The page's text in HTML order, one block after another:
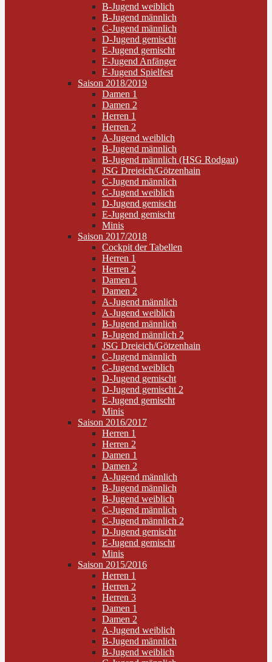
B-Jugend weiblich
B-Jugend männlich
C-Jugend männlich
D-Jugend gemischt
E-Jugend gemischt
F-Jugend Anfänger
F-Jugend Spielfest
Saison 2018/2019
Damen 1
Damen 2
Herren 1
Herren 2
A-Jugend weiblich
B-Jugend männlich
B-Jugend männlich (HSG Rodgau)
JSG Dreieich/Götzenhain
C-Jugend männlich
C-Jugend weiblich
D-Jugend gemischt
E-Jugend gemischt
Minis
Saison 2017/2018
Cockpit der Tabellen
Herren 1
Herren 2
Damen 1
Damen 2
A-Jugend männlich
A-Jugend weiblich
B-Jugend männlich
B-Jugend männlich 2
JSG Dreieich/Götzenhain
C-Jugend männlich
C-Jugend weiblich
D-Jugend gemischt
D-Jugend gemischt 2
E-Jugend gemischt
Minis
Saison 2016/2017
Herren 1
Herren 2
Damen 1
Damen 2
A-Jugend männlich
B-Jugend männlich
B-Jugend weiblich
C-Jugend männlich
C-Jugend männlich 2
D-Jugend gemischt
E-Jugend gemischt
Minis
Saison 2015/2016
Herren 1
Herren 2
Herren 3
Damen 1
Damen 2
A-Jugend weiblich
B-Jugend männlich
B-Jugend weiblich